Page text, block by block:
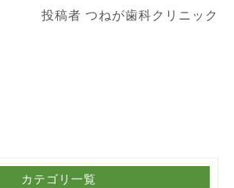
投稿者 つねが歯科クリニック
カテゴリ一覧